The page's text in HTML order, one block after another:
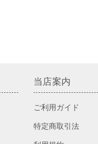
当店案内
ご利用ガイド
特定商取引法